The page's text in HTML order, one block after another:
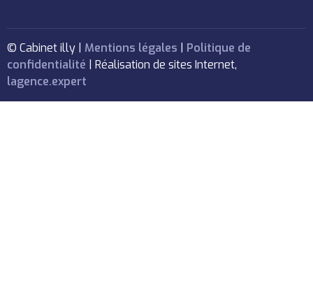
© Cabinet illy | Mentions légales
Politique de
confidentialité | Réalisation de sites Internet,
lagence.expert